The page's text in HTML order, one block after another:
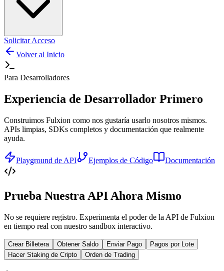
Solicitar Acceso
Volver al Inicio
Para Desarrolladores
Experiencia de Desarrollador Primero
Construimos Fulxion como nos gustaría usarlo nosotros mismos.
APIs limpias, SDKs completos y documentación que realmente
ayuda.
Playground de API Ejemplos de Código Documentación
Prueba Nuestra API Ahora Mismo
No se requiere registro. Experimenta el poder de la API de Fulxion
en tiempo real con nuestro sandbox interactivo.
Crear Billetera Obtener Saldo Enviar Pago
Pagos por Lote
Hacer Staking de Cripto
Orden de Trading